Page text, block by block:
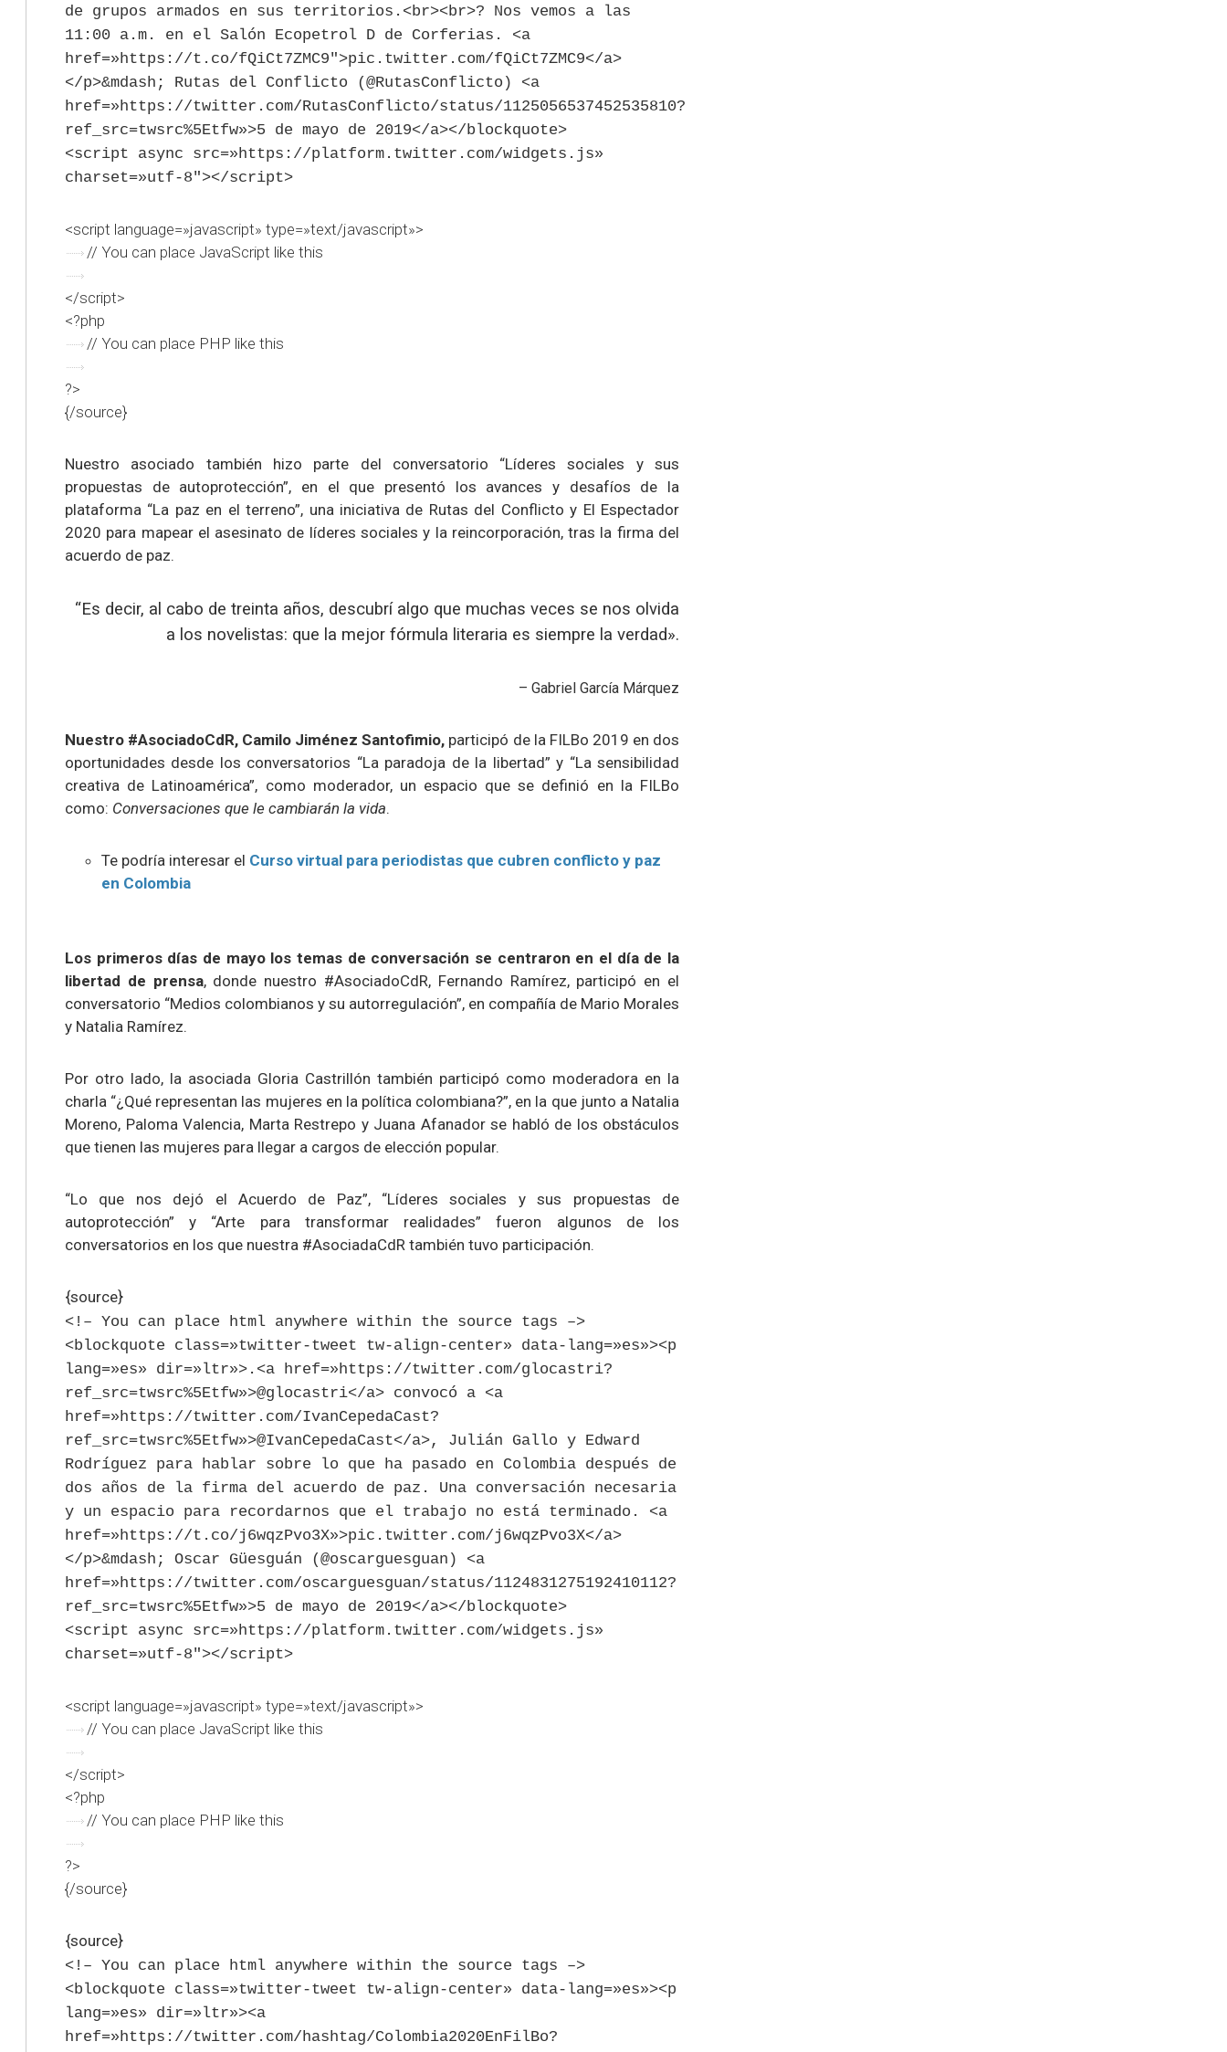
de grupos armados en sus territorios.<br><br>? Nos vemos a las
11:00 a.m. en el Salón Ecopetrol D de Corferias. <a
href=»https://t.co/fQiCt7ZMC9″>pic.twitter.com/fQiCt7ZMC9</a>
</p>&mdash; Rutas del Conflicto (@RutasConflicto) <a
href=»https://twitter.com/RutasConflicto/status/1125056537452535810?
ref_src=twsrc%5Etfw»>5 de mayo de 2019</a></blockquote>
<script async src=»https://platform.twitter.com/widgets.js»
charset=»utf-8″></script>
<script language=»javascript» type=»text/javascript»>
// You can place JavaScript like this
</script>
<?php
// You can place PHP like this
?>
{/source}
Nuestro asociado también hizo parte del conversatorio “Líderes sociales y sus
propuestas de autoprotección”, en el que presentó los avances y desafíos de la
plataforma “La paz en el terreno”, una iniciativa de Rutas del Conflicto y El Espectador
2020 para mapear el asesinato de líderes sociales y la reincorporación, tras la firma del
acuerdo de paz.
“Es decir, al cabo de treinta años, descubrí algo que muchas veces se nos olvida
a los novelistas: que la mejor fórmula literaria es siempre la verdad».
– Gabriel García Márquez
Nuestro #AsociadoCdR, Camilo Jiménez Santofimio, participó de la FILBo 2019 en dos
oportunidades desde los conversatorios “La paradoja de la libertad” y “La sensibilidad
creativa de Latinoamérica”, como moderador, un espacio que se definió en la FILBo
como: Conversaciones que le cambiarán la vida.
Te podría interesar el Curso virtual para periodistas que cubren conflicto y paz
en Colombia
Los primeros días de mayo los temas de conversación se centraron en el día de la
libertad de prensa, donde nuestro #AsociadoCdR, Fernando Ramírez, participó en el
conversatorio “Medios colombianos y su autorregulación”, en compañía de Mario Morales
y Natalia Ramírez.
Por otro lado, la asociada Gloria Castrillón también participó como moderadora en la
charla “¿Qué representan las mujeres en la política colombiana?”, en la que junto a Natalia
Moreno, Paloma Valencia, Marta Restrepo y Juana Afanador se habló de los obstáculos
que tienen las mujeres para llegar a cargos de elección popular.
“Lo que nos dejó el Acuerdo de Paz”, “Líderes sociales y sus propuestas de
autoprotección” y “Arte para transformar realidades” fueron algunos de los
conversatorios en los que nuestra #AsociadaCdR también tuvo participación.
{source}
<!– You can place html anywhere within the source tags –>
<blockquote class=»twitter-tweet tw-align-center» data-lang=»es»><p
lang=»es» dir=»ltr»>.<a href=»https://twitter.com/glocastri?
ref_src=twsrc%5Etfw»>@glocastri</a> convocó a <a
href=»https://twitter.com/IvanCepedaCast?
ref_src=twsrc%5Etfw»>@IvanCepedaCast</a>, Julián Gallo y Edward
Rodríguez para hablar sobre lo que ha pasado en Colombia después de
dos años de la firma del acuerdo de paz. Una conversación necesaria
y un espacio para recordarnos que el trabajo no está terminado. <a
href=»https://t.co/j6wqzPvo3X»>pic.twitter.com/j6wqzPvo3X</a>
</p>&mdash; Oscar Güesguán (@oscarguesguan) <a
href=»https://twitter.com/oscarguesguan/status/1124831275192410112?
ref_src=twsrc%5Etfw»>5 de mayo de 2019</a></blockquote>
<script async src=»https://platform.twitter.com/widgets.js»
charset=»utf-8″></script>
<script language=»javascript» type=»text/javascript»>
// You can place JavaScript like this
</script>
<?php
// You can place PHP like this
?>
{/source}
{source}
<!– You can place html anywhere within the source tags –>
<blockquote class=»twitter-tweet tw-align-center» data-lang=»es»><p
lang=»es» dir=»ltr»><a
href=»https://twitter.com/hashtag/Colombia2020EnFilBo?